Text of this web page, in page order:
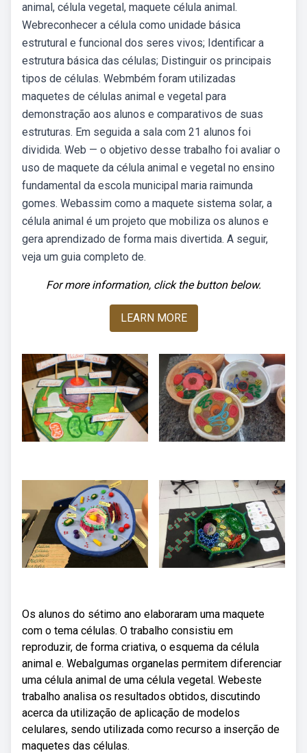
animal, célula vegetal, maquete célula animal.
Webreconhecer a célula como unidade básica
estrutural e funcional dos seres vivos; Identificar a
estrutura básica das células; Distinguir os principais
tipos de células. Webmbém foram utilizadas
maquetes de células animal e vegetal para
demonstração aos alunos e comparativos de suas
estruturas. Em seguida a sala com 21 alunos foi
dividida. Web — o objetivo desse trabalho foi avaliar o
uso de maquete da célula animal e vegetal no ensino
fundamental da escola municipal maria raimunda
gomes. Webassim como a maquete sistema solar, a
célula animal é um projeto que mobiliza os alunos e
gera aprendizado de forma mais divertida. A seguir,
veja um guia completo de.
For more information, click the button below.
LEARN MORE
Os alunos do sétimo ano elaboraram uma maquete
com o tema células. O trabalho consistiu em
reproduzir, de forma criativa, o esquema da célula
animal e. Webalgumas organelas permitem diferenciar
uma célula animal de uma célula vegetal. Webeste
trabalho analisa os resultados obtidos, discutindo
acerca da utilização de aplicação de modelos
celulares, sendo utilizada como recurso a inserção de
maquetes das células.